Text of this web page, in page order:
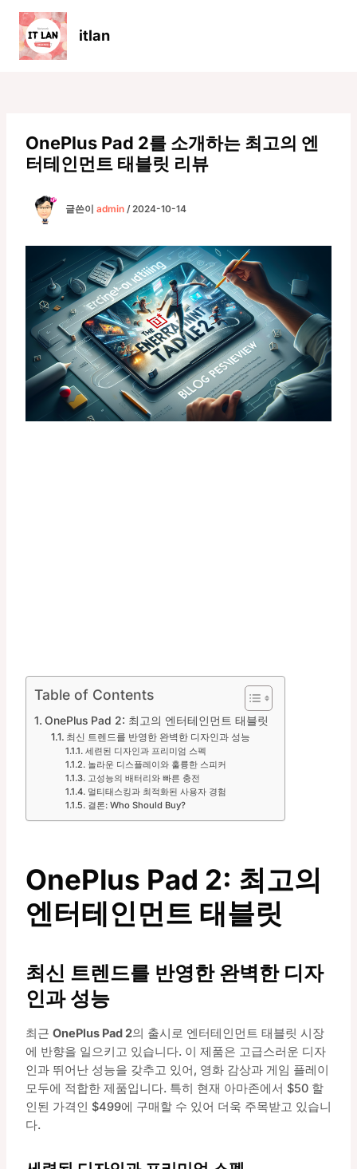
itlan
OnePlus Pad 2를 소개하는 최고의 엔
터테인먼트 태블릿 리뷰
글쓴이 admin /2024-10-14
Table of Contents
OnePlus Pad 2: 최고의 엔터테인먼트 태블릿
최신 트렌드를 반영한 완벽한 디자인과 성능
세련된 디자인과 프리미엄 스펙
놀라운 디스플레이와 훌륭한 스피커
고성능의 배터리와 빠른 충전
멀티태스킹과 최적화된 사용자 경험
결론: Who Should Buy?
OnePlus Pad 2: 최고의
엔터테인먼트 태블릿
최신 트렌드를 반영한 완벽한 디자
인과 성능
최근 OnePlus Pad 2의 출시로 엔터테인먼트 태블릿 시장
에 반향을 일으키고 있습니다. 이 제품은 고급스러운 디자
인과 뛰어난 성능을 갖추고 있어, 영화 감상과 게임 플레이
모두에 적합한 제품입니다. 특히 현재 아마존에서 $50 할
인된 가격인 $499에 구매할 수 있어 더욱 주목받고 있습니
다.